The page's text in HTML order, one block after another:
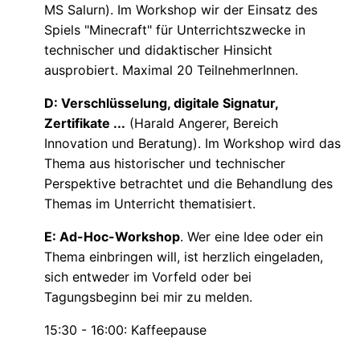
MS Salurn). Im Workshop wir der Einsatz des
Spiels "Minecraft" für Unterrichtszwecke in
technischer und didaktischer Hinsicht
ausprobiert. Maximal 20 TeilnehmerInnen.
D: Verschlüsselung, digitale Signatur,
Zertifikate ... (Harald Angerer, Bereich
Innovation und Beratung). Im Workshop wird das
Thema aus historischer und technischer
Perspektive betrachtet und die Behandlung des
Themas im Unterricht thematisiert.
E: Ad-Hoc-Workshop. Wer eine Idee oder ein
Thema einbringen will, ist herzlich eingeladen,
sich entweder im Vorfeld oder bei
Tagungsbeginn bei mir zu melden.
15:30 - 16:00: Kaffeepause